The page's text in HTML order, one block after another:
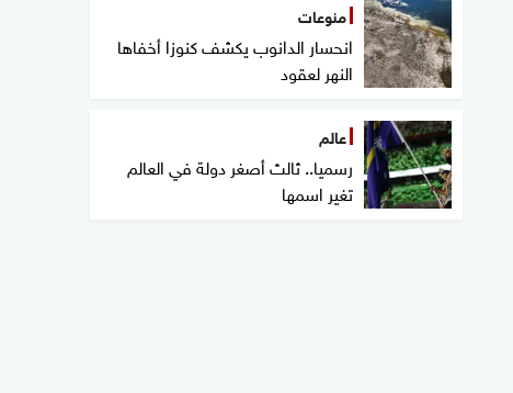
منوعات
انحسار الدانوب يكشف كنوزا أخفاها
النهر لعقود
عالم
رسميا.. ثالث أصغر دولة في العالم
تغير اسمها